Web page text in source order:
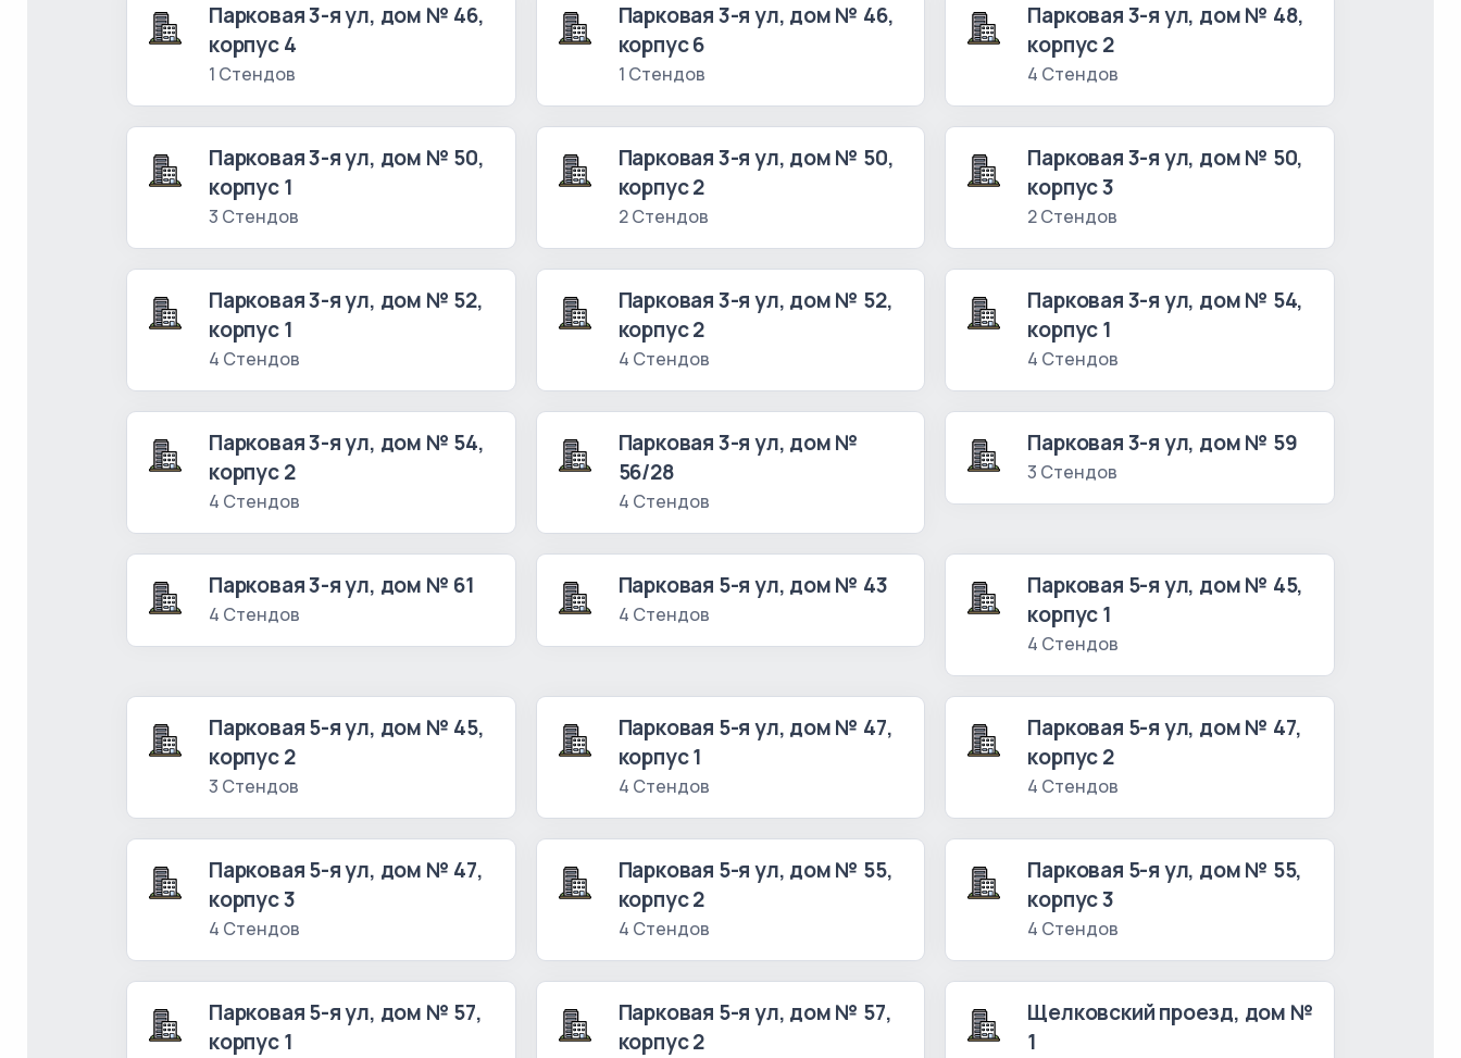
Парковая 3-я ул, дом № 46,
корпус 4
1 Стендов
Парковая 3-я ул, дом № 46,
корпус 6
1 Стендов
Парковая 3-я ул, дом № 48,
корпус 2
4 Стендов
Парковая 3-я ул, дом № 50,
корпус 1
3 Стендов
Парковая 3-я ул, дом № 50,
корпус 2
2 Стендов
Парковая 3-я ул, дом № 50,
корпус 3
2 Стендов
Парковая 3-я ул, дом № 52,
корпус 1
4 Стендов
Парковая 3-я ул, дом № 52,
корпус 2
4 Стендов
Парковая 3-я ул, дом № 54,
корпус 1
4 Стендов
Парковая 3-я ул, дом № 54,
корпус 2
4 Стендов
Парковая 3-я ул, дом №
56/28
4 Стендов
Парковая 3-я ул, дом № 59
3 Стендов
Парковая 3-я ул, дом № 61
4 Стендов
Парковая 5-я ул, дом № 43
4 Стендов
Парковая 5-я ул, дом № 45,
корпус 1
4 Стендов
Парковая 5-я ул, дом № 45,
корпус 2
3 Стендов
Парковая 5-я ул, дом № 47,
корпус 1
4 Стендов
Парковая 5-я ул, дом № 47,
корпус 2
4 Стендов
Парковая 5-я ул, дом № 47,
корпус 3
4 Стендов
Парковая 5-я ул, дом № 55,
корпус 2
4 Стендов
Парковая 5-я ул, дом № 55,
корпус 3
4 Стендов
Парковая 5-я ул, дом № 57,
корпус 1
Парковая 5-я ул, дом № 57,
корпус 2
Щелковский проезд, дом №
1